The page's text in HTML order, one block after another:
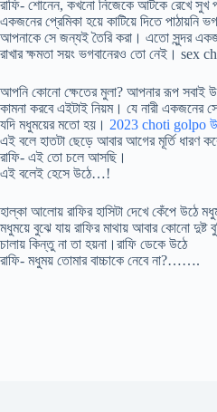
রাফি- শোনেন, কখনো নিজেকে আটকে রেখে সুখ
একজনের প্রেমিকা হয়ে কাটিয়ে দিতে
আপনাকে সে জন্যই তৈরি করা। এতো সুন্দর
রাখার ক্ষমতা সয়ং ভগবানেরও তো নেই। sex
আপনি কোনো ক্ষেতের মুলা? আপনার রূপ সবাই
কামনা করবে এইটাই নিয়ম। যে নারী একজনের
যদি মধুময়ের মতো হয়। 2023 choti golpo
এই বলে হাতটা ছেড়ে আবার আগের মূর্তি ধারণ
রাফি- এই তো চলে আসছি।
এই বলেই হেসে উঠে…!
হাল্কা আলোয় রাফির হাসিটা দেখে কেঁপে উঠে
মধুময়ে বুঝে যায় রাফির মাথায় আবার কোনো
চালায় কিন্তু না তা হয়না।রাফি ডেকে উঠে
রাফি- মধুময় তোমার বাচ্চাকে নেবে না?…….